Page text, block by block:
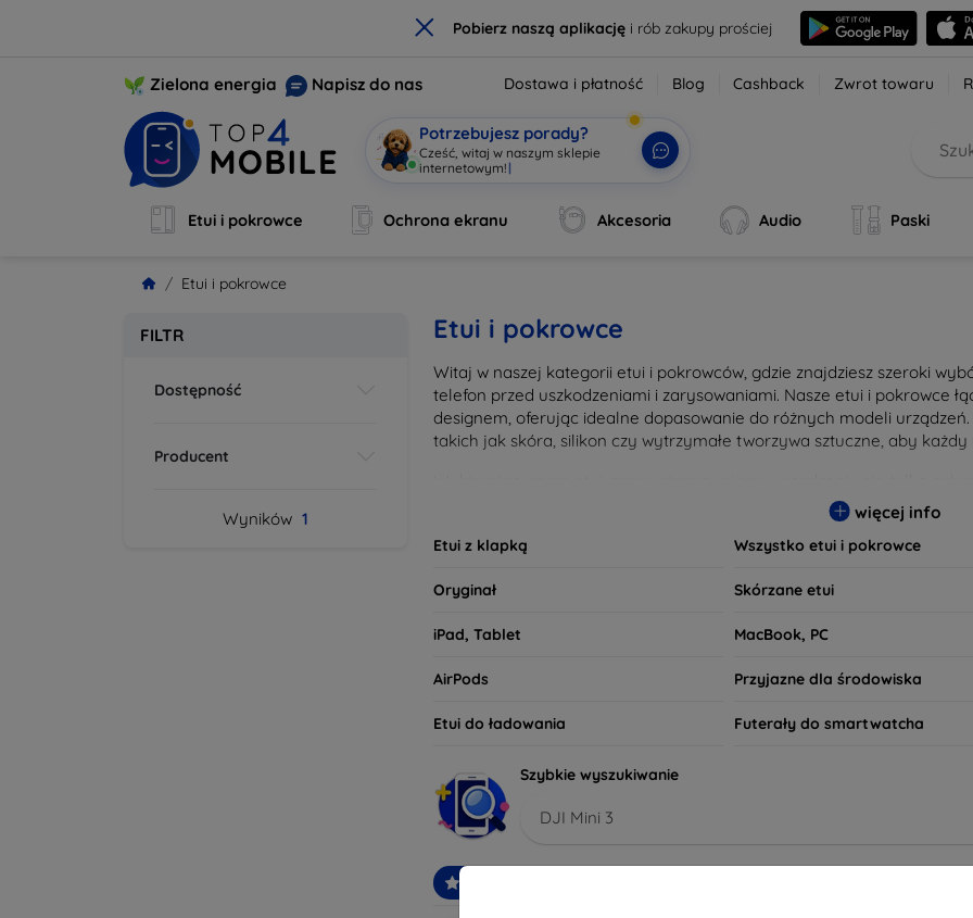
× Pobierz naszą aplikacjęi rób zakupy prościej
Zielona energia Napisz do nas Dostawa i płatność Blog Cashback Zwrot towaru
Potrzebujesz porady?
Cześć, witaj w naszym sklepie
internetowym! |
Etui i pokrowce Ochrona ekranu Akcesoria Audio Paski
Etui i pokrowce
FILTR
Dostępność
Producent
Wyników 1
Etui i pokrowce
Witaj w naszej kategorii etui i pokrowców, gdzie znajdziesz szeroki
telefon przed uszkodzeniami i zarysowaniami. Nasze etui i pokrowce
designem, oferując idealne dopasowanie do różnych modeli
takich jak skóra, silikon czy wytrzymałe tworzywa sztuczne, aby każdy
tego, czy preferujesz minimalistyczny wygląd, czy też bardziej
oczekiwania. Przeglądaj naszą ofertę i znajdź etui, które najlepiej
więcej info
Etui z klapką Wszystko etui i pokrowce
Oryginał Skórzane etui
iPad, Tablet MacBook, PC
AirPods Przyjazne dla środowiska
Etui do ładowania Futerały do smartwatcha
Szybkie wyszukiwanie
DJI Mini 3